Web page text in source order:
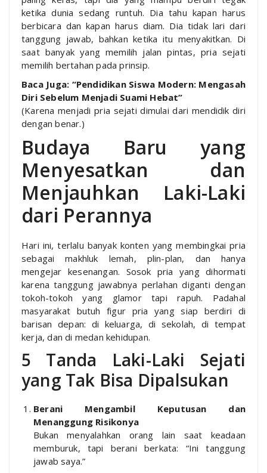
ketika dunia sedang runtuh. Dia tahu kapan harus
berbicara dan kapan harus diam. Dia tidak lari dari
tanggung jawab, bahkan ketika itu menyakitkan. Di
saat banyak yang memilih jalan pintas, pria sejati
memilih bertahan pada prinsip.
Baca Juga: “Pendidikan Siswa Modern: Mengasah
Diri Sebelum Menjadi Suami Hebat”
(Karena menjadi pria sejati dimulai dari mendidik diri
dengan benar.)
Budaya Baru yang
Menyesatkan dan
Menjauhkan Laki-Laki
dari Perannya
Hari ini, terlalu banyak konten yang membingkai pria
sebagai makhluk lemah, plin-plan, dan hanya
mengejar kesenangan. Sosok pria yang dihormati
karena tanggung jawabnya perlahan diganti dengan
tokoh-tokoh yang glamor tapi rapuh. Padahal
masyarakat butuh figur pria yang siap berdiri di
barisan depan: di keluarga, di sekolah, di tempat
kerja, dan di medan kehidupan.
5 Tanda Laki-Laki Sejati
yang Tak Bisa Dipalsukan
Berani Mengambil Keputusan dan
Menanggung Risikonya
Bukan menyalahkan orang lain saat keadaan
memburuk, tapi berani berkata: “Ini tanggung
jawab saya.”